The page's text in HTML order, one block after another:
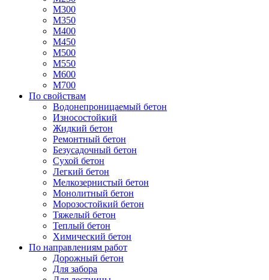
М300
М350
М400
М450
М500
М550
М600
М700
По свойствам
Водонепроницаемый бетон
Износостойкий
Жидкий бетон
Ремонтный бетон
Безусадочный бетон
Сухой бетон
Легкий бетон
Мелкозернистый бетон
Монолитный бетон
Морозостойкий бетон
Тяжелый бетон
Теплый бетон
Химический бетон
По направлениям работ
Дорожный бетон
Для забора